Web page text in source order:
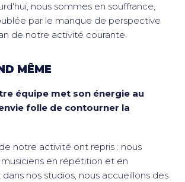
nous sommes en souffrance,
par le manque de perspective
de notre activité courante.
MÊME
équipe met son énergie au
folle de contourner la
notre activité ont repris : nous
en répétition et en
nos studios, nous accueillons des